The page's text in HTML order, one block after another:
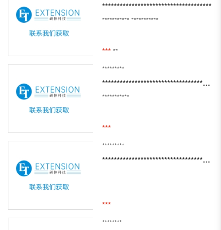
*************************************
*********** ***********
*** **
*********
*********************************************************
***********
***
*********
*********************************************************
***
********